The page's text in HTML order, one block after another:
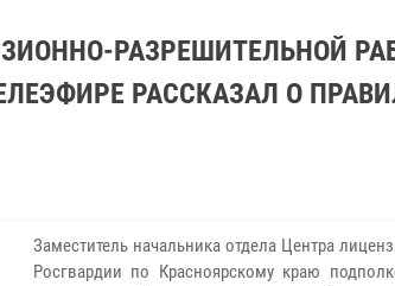
РАЗРЕШИТЕЛЬНОЙ
РАССКАЗАЛ О
Заместитель начальника отдела Центра
Росгвардии по Красноярскому краю